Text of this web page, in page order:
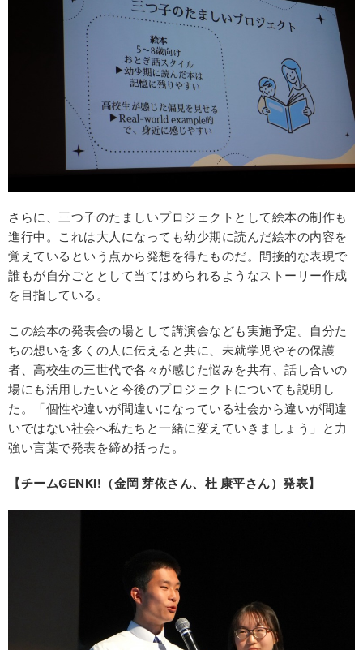
さらに、三つ子のたましいプロジェクトとして絵本の制作も
進行中。これは大人になっても幼少期に読んだ絵本の内容を
覚えているという点から発想を得たものだ。間接的な表現で
誰もが自分ごととして当てはめられるようなストーリー作成
を目指している。
この絵本の発表会の場として講演会なども実施予定。自分た
ちの想いを多くの人に伝えると共に、未就学児やその保護
者、高校生の三世代で各々が感じた悩みを共有、話し合いの
場にも活用したいと今後のプロジェクトについても説明し
た。「個性や違いが間違いになっている社会から違いが間違
いではない社会へ私たちと一緒に変えていきましょう」と力
強い言葉で発表を締め括った。
【チームGENKI!（金岡 芽依さん、杜 康平さん）発表】